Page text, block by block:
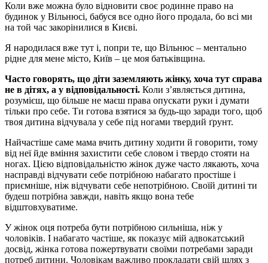
Коли вже можна було відновити своє родинне право на
будинок у Вільнюсі, бабуся все одно його продала, бо всі ми
на той час закорінилися в Києві.
Я народилася вже тут і, попри те, що Вільнюс – ментально
рідне для мене місто, Київ – це моя батьківщина.
Часто говорять, що діти заземляють жінку, хоча тут справа
не в дітях, а у відповідальності. Коли з’являється дитина,
розумієш, що більше не маєш права опускати руки і думати
тільки про себе. Ти готова взятися за будь-що заради того, щоб
твоя дитина відчувала у себе під ногами твердий ґрунт.
Найчастіше саме мама вчить дитину ходити й говорити, тому
від неї йде вміння захистити себе словом і твердо стояти на
ногах. Цією відповідальністю жінок дуже часто лякають, хоча
насправді відчувати себе потрібною набагато простіше і
приємніше, ніж відчувати себе непотрібною. Своїй дитині ти
будеш потрібна завжди, навіть якщо вона тебе
відштовхуватиме.
У жінок оця потреба бути потрібною сильніша, ніж у
чоловіків. І набагато частіше, як показує мій адвокатський
досвід, жінка готова пожертвувати своїми потребами заради
потреб дитини. Чоловікам важливо прокладати свій шлях з